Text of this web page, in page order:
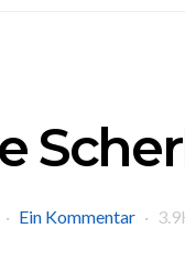
Ein Kommentar